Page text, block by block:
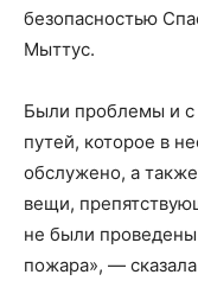
безопасностью
Мыттус.
Были проблемы и
путей, которое в
обслужено, а
вещи,
не были проведены
пожара», —